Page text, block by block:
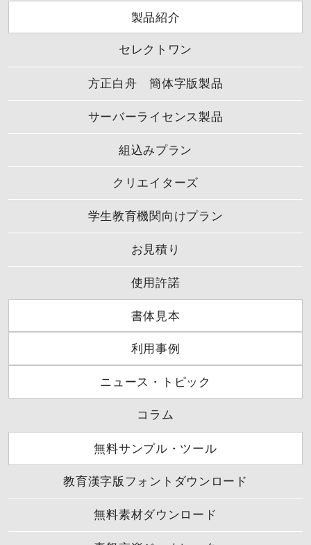
製品紹介
セレクトワン
方正白舟 簡体字版製品
サーバーライセンス製品
組込みプラン
クリエイターズ
学生教育機関向けプラン
お見積り
使用許諾
書体見本
利用事例
ニュース・トピック
コラム
無料サンプル・ツール
教育漢字版フォントダウンロード
無料素材ダウンロード